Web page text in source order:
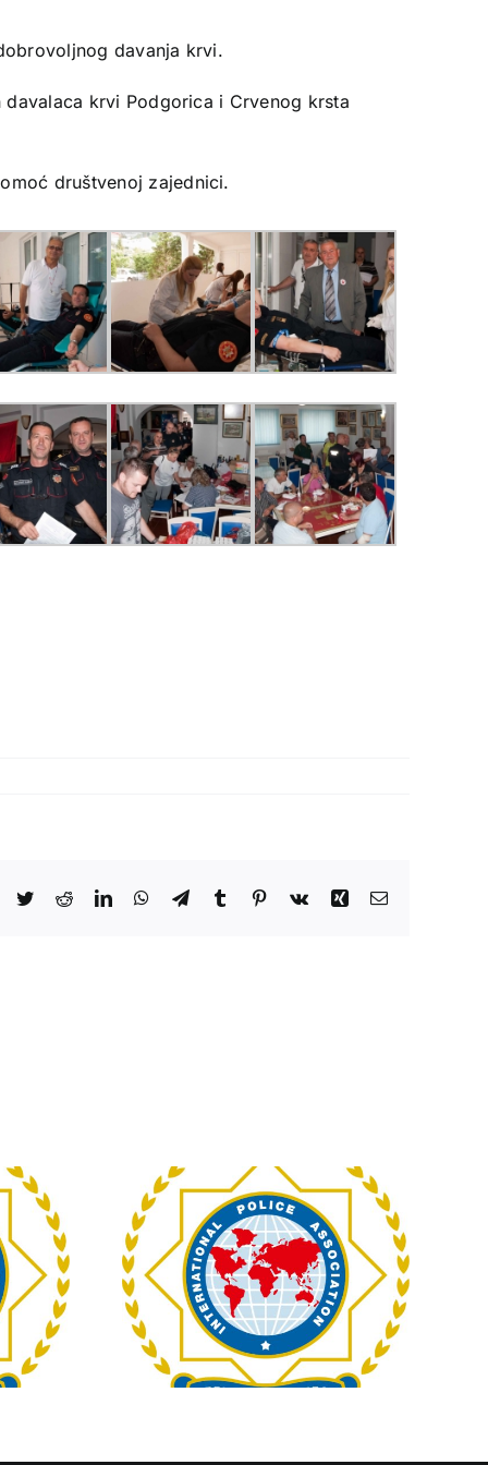
davanja krvi.
krvi Podgorica i Crvenog krsta
društvenoj zajednici.
TwitterRedditLinkedInWhatsApp
TelegramTumblr Pinterest
Vk Xing Email